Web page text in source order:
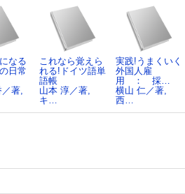
なる
日常
著,
これなら覚えら
れる!ドイツ語単
語帳
山本 淳／著,
キ…
実践!うまくいく
外国人雇
用 ： 採…
横山 仁／著,
西…